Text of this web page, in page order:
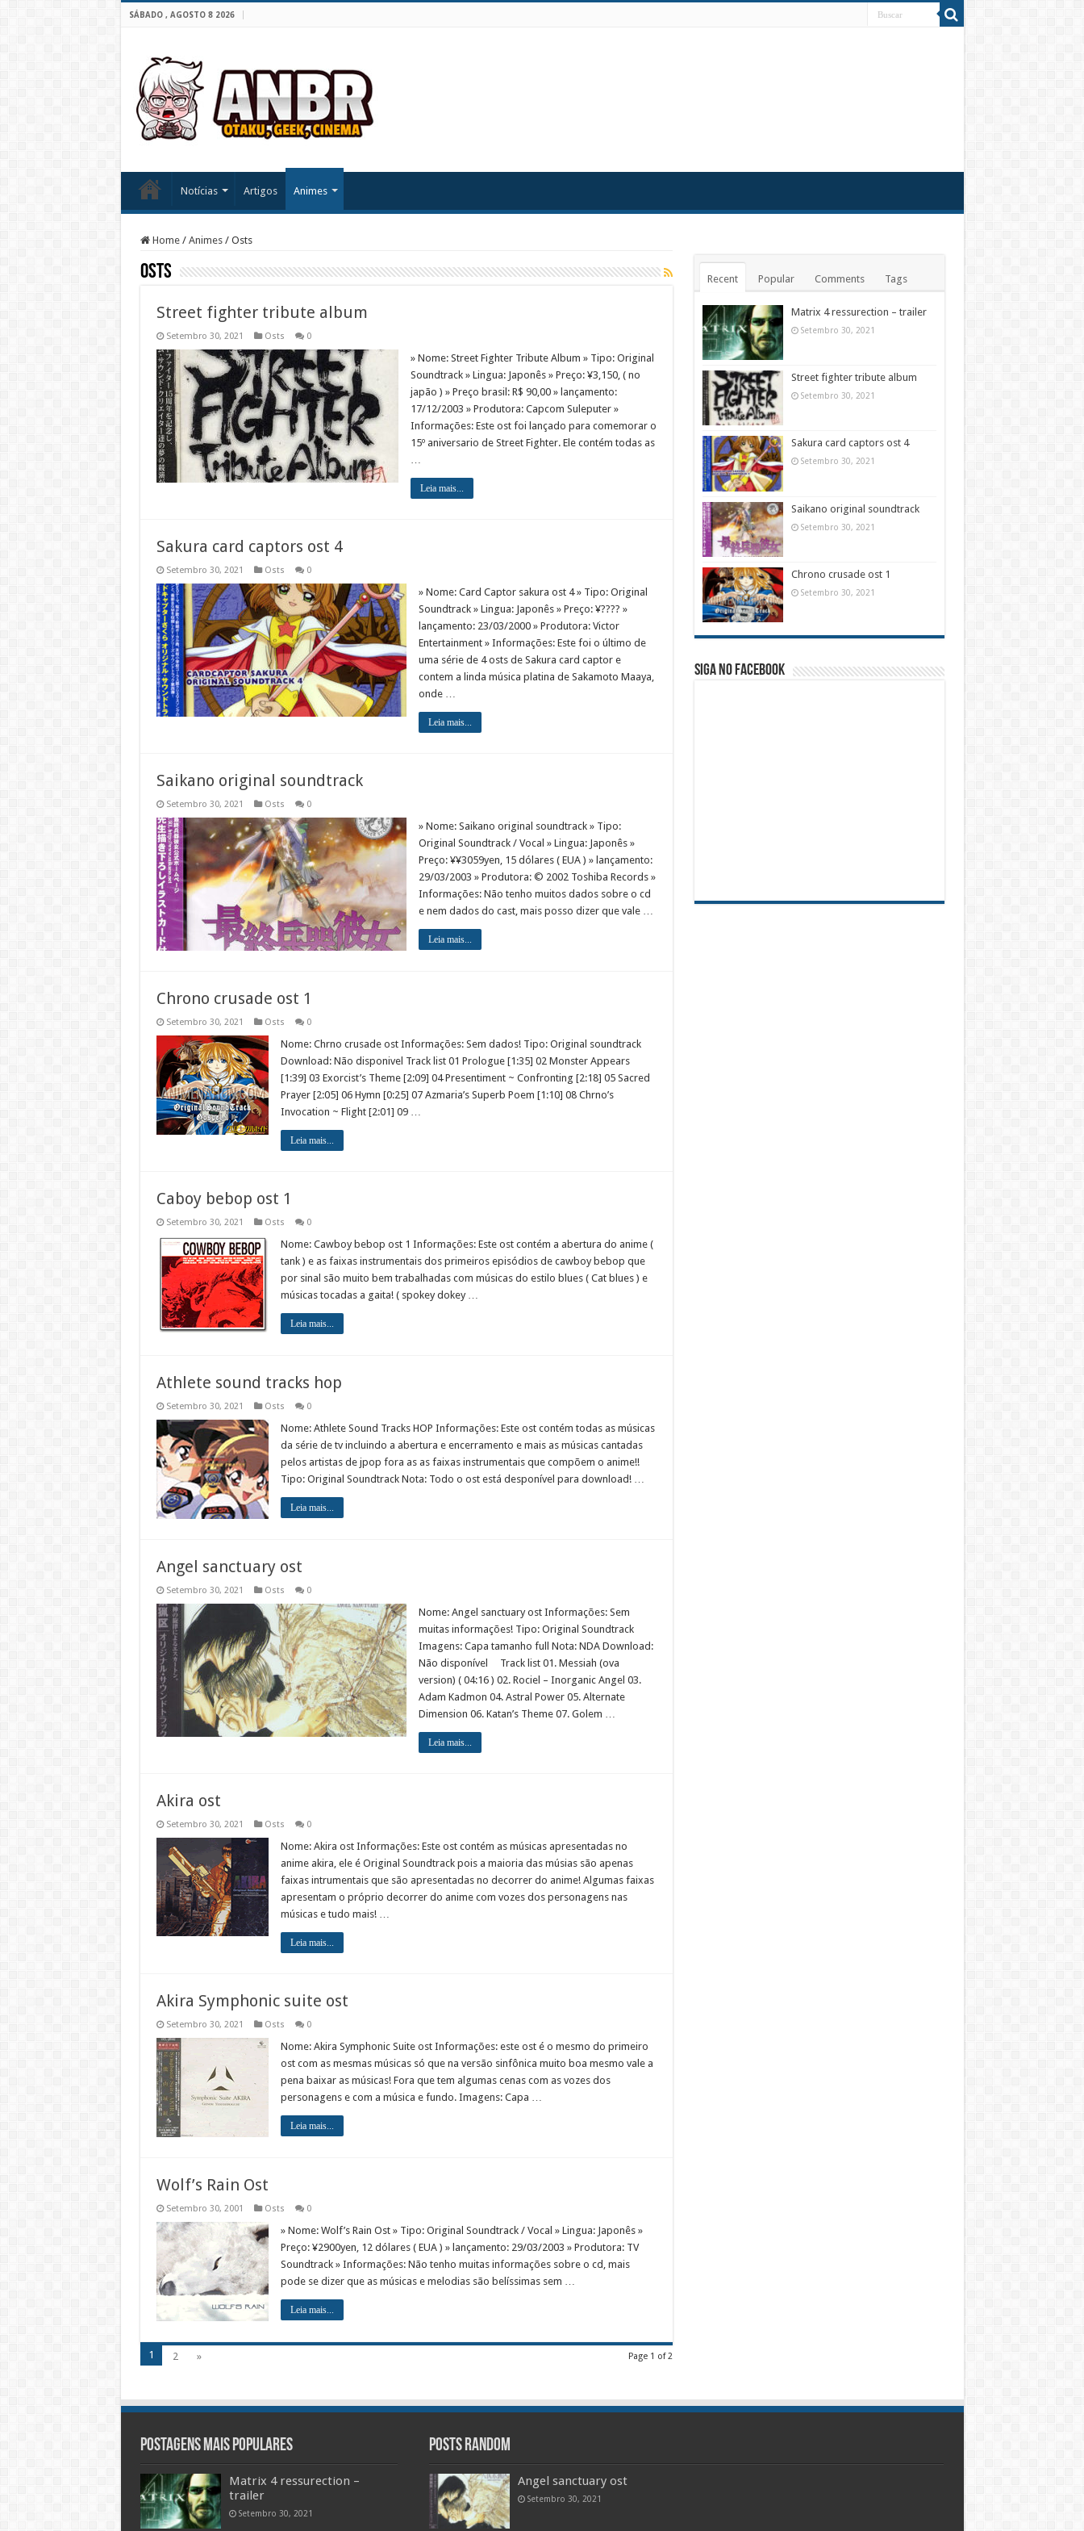
SÁBADO , AGOSTO 8 2026
Notícias Artigos Animes
Home / Animes / Osts
Osts
Street fighter tribute album
Setembro 30, 2021 Osts 0
» Nome: Street Fighter Tribute Album » Tipo: Original
Soundtrack » Lingua: Japonês » Preço: ¥3,150, ( no
japão ) » Preço brasil: R$ 90,00 » lançamento:
17/12/2003 » Produtora: Capcom Suleputer »
Informações: Este ost foi lançado para comemorar o
15º aniversario de Street Fighter. Ele contém todas as
…
Leia mais...
Sakura card captors ost 4
Setembro 30, 2021 Osts 0
» Nome: Card Captor sakura ost 4 » Tipo: Original
Soundtrack » Lingua: Japonês » Preço: ¥???? »
lançamento: 23/03/2000 » Produtora: Victor
Entertainment » Informações: Este foi o último de
uma série de 4 osts de Sakura card captor e
contem a linda música platina de Sakamoto Maaya,
onde …
Leia mais...
Saikano original soundtrack
Setembro 30, 2021 Osts 0
» Nome: Saikano original soundtrack » Tipo:
Original Soundtrack / Vocal » Lingua: Japonês »
Preço: ¥¥3059yen, 15 dólares ( EUA ) » lançamento:
29/03/2003 » Produtora: © 2002 Toshiba Records »
Informações: Não tenho muitos dados sobre o cd
e nem dados do cast, mais posso dizer que vale …
Leia mais...
Chrono crusade ost 1
Setembro 30, 2021 Osts 0
Nome: Chrno crusade ost Informações: Sem dados! Tipo: Original soundtrack
Download: Não disponivel Track list 01 Prologue [1:35] 02 Monster Appears
[1:39] 03 Exorcist’s Theme [2:09] 04 Presentiment ~ Confronting [2:18] 05 Sacred
Prayer [2:05] 06 Hymn [0:25] 07 Azmaria’s Superb Poem [1:10] 08 Chrno’s
Invocation ~ Flight [2:01] 09 …
Leia mais...
Caboy bebop ost 1
Setembro 30, 2021 Osts 0
Nome: Cawboy bebop ost 1 Informações: Este ost contém a abertura do anime (
tank ) e as faixas instrumentais dos primeiros episódios de cawboy bebop que
por sinal são muito bem trabalhadas com músicas do estilo blues ( Cat blues ) e
músicas tocadas a gaita! ( spokey dokey …
Leia mais...
Athlete sound tracks hop
Setembro 30, 2021 Osts 0
Nome: Athlete Sound Tracks HOP Informações: Este ost contém todas as músicas
da série de tv incluindo a abertura e encerramento e mais as músicas cantadas
pelos artistas de jpop fora as as faixas instrumentais que compõem o anime!!
Tipo: Original Soundtrack Nota: Todo o ost está desponível para download! …
Leia mais...
Angel sanctuary ost
Setembro 30, 2021 Osts 0
Nome: Angel sanctuary ost Informações: Sem
muitas informações! Tipo: Original Soundtrack
Imagens: Capa tamanho full Nota: NDA Download:
Não disponível Track list 01. Messiah (ova
version) ( 04:16 ) 02. Rociel – Inorganic Angel 03.
Adam Kadmon 04. Astral Power 05. Alternate
Dimension 06. Katan’s Theme 07. Golem …
Leia mais...
Akira ost
Setembro 30, 2021 Osts 0
Nome: Akira ost Informações: Este ost contém as músicas apresentadas no
anime akira, ele é Original Soundtrack pois a maioria das músias são apenas
faixas intrumentais que são apresentadas no decorrer do anime! Algumas faixas
apresentam o próprio decorrer do anime com vozes dos personagens nas
músicas e tudo mais! …
Leia mais...
Akira Symphonic suite ost
Setembro 30, 2021 Osts 0
Nome: Akira Symphonic Suite ost Informações: este ost é o mesmo do primeiro
ost com as mesmas músicas só que na versão sinfônica muito boa mesmo vale a
pena baixar as músicas! Fora que tem algumas cenas com as vozes dos
personagens e com a música e fundo. Imagens: Capa …
Leia mais...
Wolf’s Rain Ost
Setembro 30, 2001 Osts 0
» Nome: Wolf’s Rain Ost » Tipo: Original Soundtrack / Vocal » Lingua: Japonês »
Preço: ¥2900yen, 12 dólares ( EUA ) » lançamento: 29/03/2003 » Produtora: TV
Soundtrack » Informações: Não tenho muitas informações sobre o cd, mais
pode se dizer que as músicas e melodias são belíssimas sem …
Leia mais...
Page 1 of 2
1 2 »
Recent Popular Comments Tags
Matrix 4 ressurection – trailer
Setembro 30, 2021
Street fighter tribute album
Setembro 30, 2021
Sakura card captors ost 4
Setembro 30, 2021
Saikano original soundtrack
Setembro 30, 2021
Chrono crusade ost 1
Setembro 30, 2021
Siga no facebook
Postagens mais populares
Matrix 4 ressurection –
trailer
Setembro 30, 2021
Posts random
Angel sanctuary ost
Setembro 30, 2021